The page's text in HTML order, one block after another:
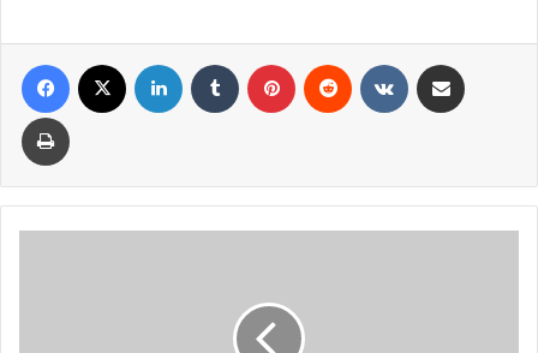
Facebook LinkedIn Tumblr Pinterest Reddit VKontakte
Yazdır